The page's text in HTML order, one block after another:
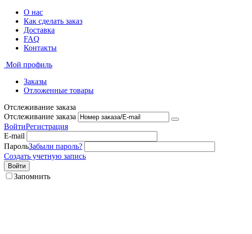
О нас
Как сделать заказ
Доставка
FAQ
Контакты
Мой профиль
Заказы
Отложенные товары
Отслеживание заказа
Отслеживание заказа
ВойтиРегистрация
E-mail
ПарольЗабыли пароль?
Создать учетную запись
Войти
Запомнить